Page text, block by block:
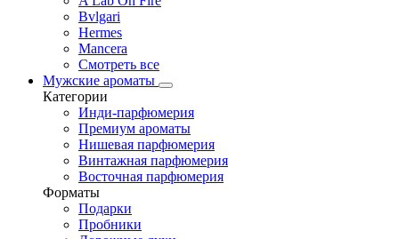
Bvlgari
Hermes
Mancera
Смотреть все
Мужские ароматы
Категории
Инди-парфюмерия
Премиум ароматы
Нишевая парфюмерия
Винтажная парфюмерия
Восточная парфюмерия
Форматы
Подарки
Пробники